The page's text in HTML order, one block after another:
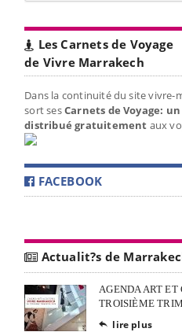
Les Carnets de Voyage
de Vivre Marrakech
Dans la continuité du site vivre-
sort sesCarnets de Voyage:
distribué gratuitement aux
FACEBOOK
Actualit?s de
AGENDA ART
TROISIÈME
 lire plus